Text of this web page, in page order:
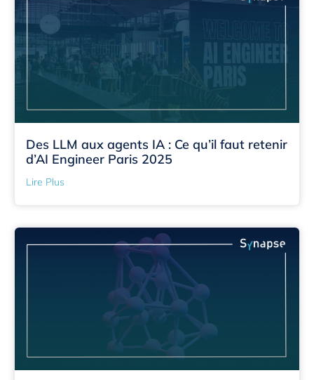
Des LLM aux agents IA : Ce qu’il faut retenir
d’AI Engineer Paris 2025
Lire Plus